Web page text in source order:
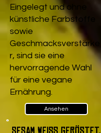
Eingelegt und ohne
künstliche Farbstoffe
sowie
Geschmacksverstärke
r, sind sie eine
hervorragende Wahl
für eine vegane
Ernährung.
Ansehen